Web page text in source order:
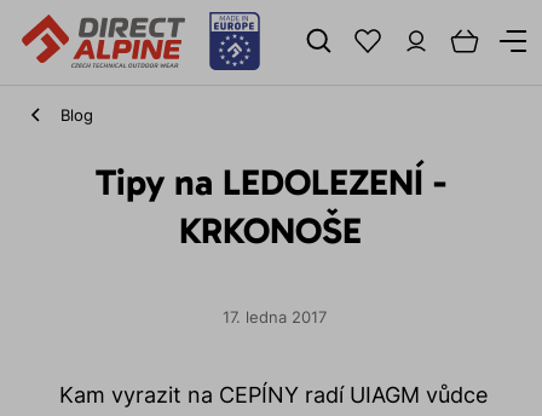
Blog
Tipy na LEDOLEZENÍ -
KRKONOŠE
17. ledna 2017
Kam vyrazit na CEPÍNY radí UIAGM vůdce